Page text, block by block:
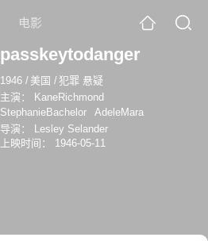
电影
passkeytodanger
1946 / 美国 /犯罪 悬疑
主演：
KaneRichmond
StephanieBachelor
AdeleMara
导演：
Lesley Selander
上映时间：
1946-05-11